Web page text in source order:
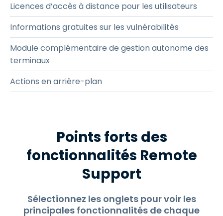
Licences d’accès à distance pour les utilisateurs
Informations gratuites sur les vulnérabilités
Module complémentaire de gestion autonome des
terminaux
Actions en arrière-plan
Points forts des
fonctionnalités Remote
Support
Sélectionnez les onglets pour voir les
principales fonctionnalités de chaque